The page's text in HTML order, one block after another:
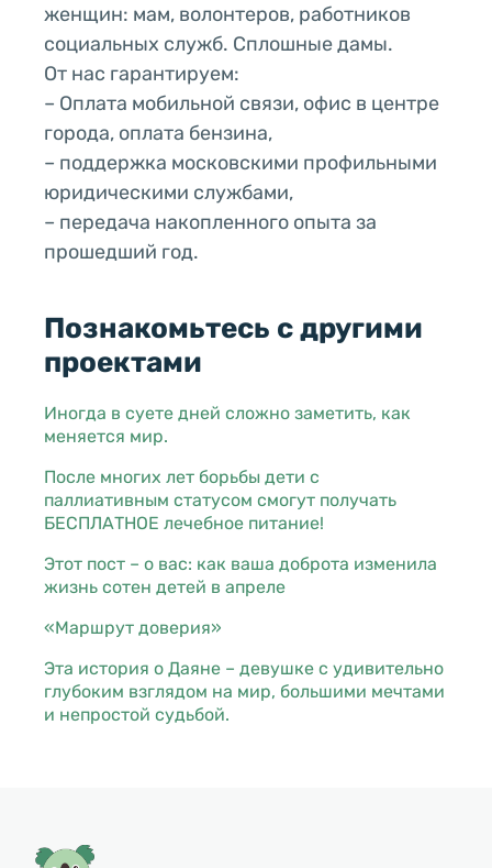
женщин: мам, волонтеров, работников
социальных служб. Сплошные дамы.
От нас гарантируем:
– Оплата мобильной связи, офис в центре
города, оплата бензина,
– поддержка московскими профильными
юридическими службами,
– передача накопленного опыта за
прошедший год.
Познакомьтесь с другими
проектами
Иногда в суете дней сложно заметить, как
меняется мир.
После многих лет борьбы дети с
паллиативным статусом смогут получать
БЕСПЛАТНОЕ лечебное питание!
Этот пост – о вас: как ваша доброта изменила
жизнь сотен детей в апреле
«Маршрут доверия»
Эта история о Даяне – девушке с удивительно
глубоким взглядом на мир, большими мечтами
и непростой судьбой.